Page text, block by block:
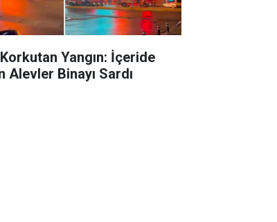
Yangın: İçeride
Alevler Binayı Sardı